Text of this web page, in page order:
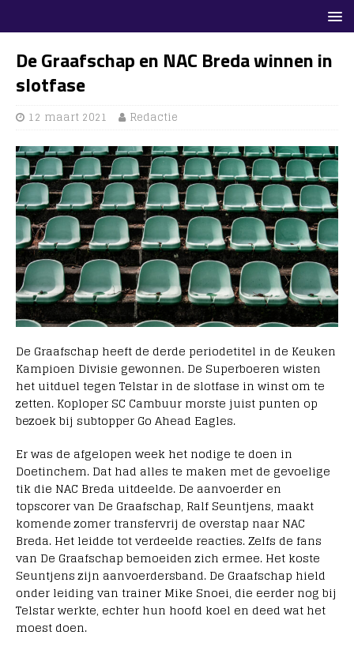
De Graafschap en NAC Breda winnen in
slotfase
12 maart 2021 Redactie
De Graafschap heeft de derde periodetitel in de Keuken
Kampioen Divisie gewonnen. De Superboeren wisten
het uitduel tegen Telstar in de slotfase in winst om te
zetten. Koploper SC Cambuur morste juist punten op
bezoek bij subtopper Go Ahead Eagles.
Er was de afgelopen week het nodige te doen in
Doetinchem. Dat had alles te maken met de gevoelige
tik die NAC Breda uitdeelde. De aanvoerder en
topscorer van De Graafschap, Ralf Seuntjens, maakt
komende zomer transfervrij de overstap naar NAC
Breda. Het leidde tot verdeelde reacties. Zelfs de fans
van De Graafschap bemoeiden zich ermee. Het koste
Seuntjens zijn aanvoerdersband. De Graafschap hield
onder leiding van trainer Mike Snoei, die eerder nog bij
Telstar werkte, echter hun hoofd koel en deed wat het
moest doen.